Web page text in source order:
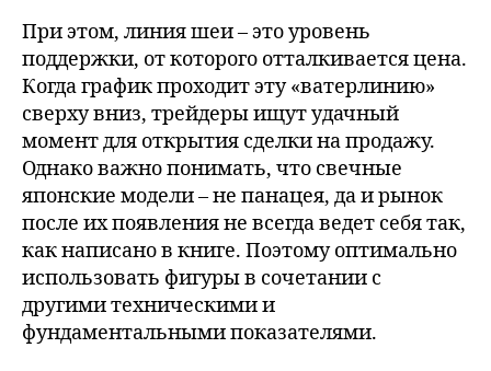
При этом, линия шеи – это уровень
поддержки, от которого отталкивается цена.
Когда график проходит эту «ватерлинию»
сверху вниз, трейдеры ищут удачный
момент для открытия сделки на продажу.
Однако важно понимать, что свечные
японские модели – не панацея, да и рынок
после их появления не всегда ведет себя так,
как написано в книге. Поэтому оптимально
использовать фигуры в сочетании с
другими техническими и
фундаментальными показателями.